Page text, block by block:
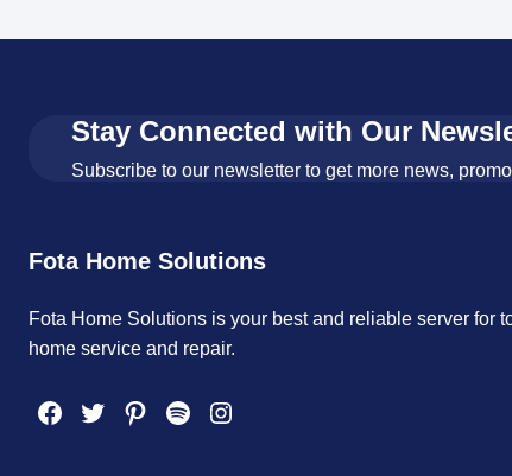
Stay Connected with Our
Subscribe to our newsletter to get more news,
Fota Home Solutions
Fota Home Solutions is your best and reliable server for
home service and repair.
Facebook Twitter Pinterest Spotify Instagram